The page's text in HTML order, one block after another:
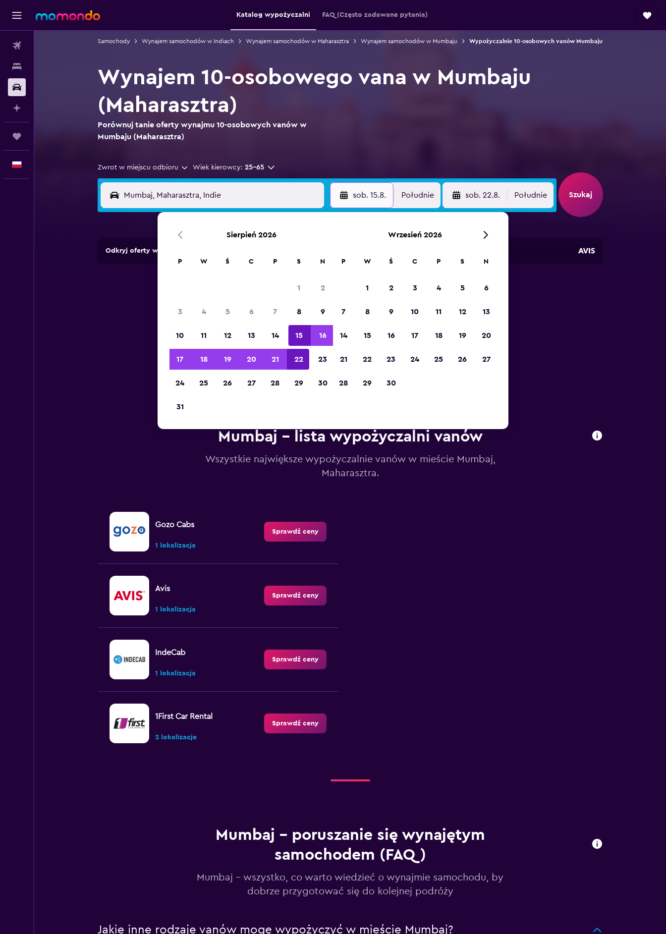
Katalog wypożyczalni FAQ (Często zadawane pytania)
Samochody Wynajem samochodów w Indiach Wynajem samochodów w Maharasztra Wynajem samochodów w Mumbaju Wypożyczalnie 10-osobowych vanów Mumbaju
Wynajem 10-osobowego vana w Mumbaju
(Maharasztra)
Porównuj tanie oferty wynajmu 10-osobowych vanów w
Mumbaju (Maharasztra)
Zwrot w miejscu odbioru Wiek kierowcy: 25-65
sob. 15.8. Południe sob. 22.8. Południe Szukaj
Odkryj oferty wypożyczalni z ponad 70 000 miejsc na momondo.
turystyczna w Europie” w 2023 roku
Mumbaj – lista wypożyczalni vanów
Wszystkie największe wypożyczalnie vanów w mieście Mumbaj,
Maharasztra.
Gozo Cabs
1 lokalizacja
Sprawdź ceny
Avis
1 lokalizacja
Sprawdź ceny
IndeCab
1 lokalizacja
Sprawdź ceny
1First Car Rental
2 lokalizacje
Sprawdź ceny
Sprawdź ceny
2 lokalizacje
Mumbaj – poruszanie się wynajętym
samochodem (FAQ)
Mumbaj - wszystko, co warto wiedzieć o wynajmie samochodu, by
dobrze przygotować się do kolejnej podróży
Jakie inne rodzaje vanów mogę wypożyczyć w mieście Mumbaj?
Sierpień 2026
P W Ś C P S N
1 2
3 4 5 6 7 8 9
10 11 12 13 14 15 16
17 18 19 20 21 22 23
24 25 26 27 28 29 30
31
Wrzesień 2026
P W Ś C P S N
1 2 3 4 5 6
7 8 9 10 11 12 13
14 15 16 17 18 19 20
21 22 23 24 25 26 27
28 29 30